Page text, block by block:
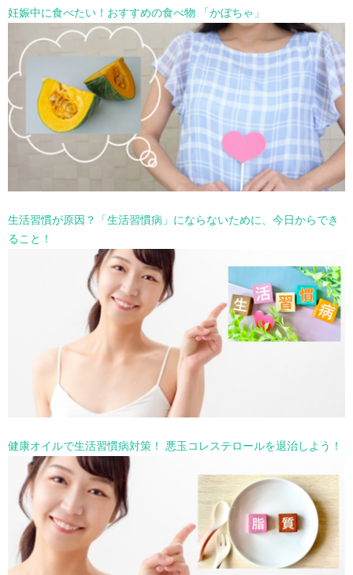
妊娠中に食べたい！おすすめの食べ物 「かぼちゃ」
生活習慣が原因？「生活習慣病」にならないために、今日からでき
ること！
健康オイルで生活習慣病対策！ 悪玉コレステロールを退治しよう！